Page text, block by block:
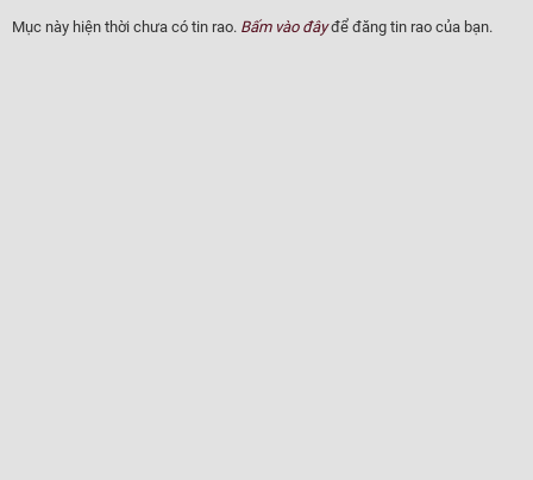
Mục này hiện thời chưa có tin rao. Bấm vào đâyđể đăng tin rao của bạn.